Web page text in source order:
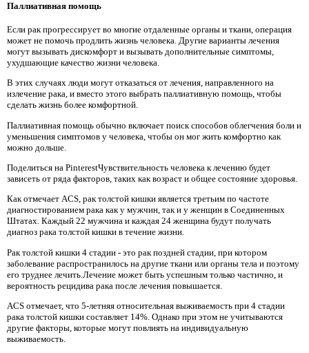
Паллиативная помощь
Если рак прогрессирует во многие отдаленные органы и ткани, операция
может не помочь продлить жизнь человека. Другие варианты лечения
могут вызывать дискомфорт и вызывать дополнительные симптомы,
ухудшающие качество жизни человека.
В этих случаях люди могут отказаться от лечения, направленного на
излечение рака, и вместо этого выбрать паллиативную помощь, чтобы
сделать жизнь более комфортной.
Паллиативная помощь обычно включает поиск способов облегчения боли и
уменьшения симптомов у человека, чтобы он мог жить комфортно как
можно дольше.
Поделиться на PinterestЧувствительность человека к лечению будет
зависеть от ряда факторов, таких как возраст и общее состояние здоровья.
Как отмечает ACS, рак толстой кишки является третьим по частоте
диагностированием рака как у мужчин, так и у женщин в Соединенных
Штатах. Каждый 22 мужчина и каждая 24 женщина будут получать
диагноз рака толстой кишки в течение жизни.
Рак толстой кишки 4 стадии - это рак поздней стадии, при котором
заболевание распространилось на другие ткани или органы тела и поэтому
его труднее лечить.Лечение может быть успешным только частично, и
вероятность рецидива рака после лечения повышается.
ACS отмечает, что 5-летняя относительная выживаемость при 4 стадии
рака толстой кишки составляет 14%. Однако при этом не учитываются
другие факторы, которые могут повлиять на индивидуальную
выживаемость.